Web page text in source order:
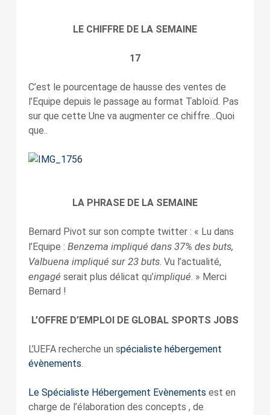
LE CHIFFRE DE LA SEMAINE
17
C’est le pourcentage de hausse des ventes de
l’Equipe depuis le passage au format Tabloïd. Pas
sur que cette Une va augmenter ce chiffre…Quoi
que..
LA PHRASE DE LA SEMAINE
Bernard Pivot sur son compte twitter : « Lu dans
l’Equipe : Benzema impliqué dans 37% des buts,
Valbuena impliqué sur 23 buts. Vu l’actualité,
engagé serait plus délicat qu’impliqué. » Merci
Bernard !
L’OFFRE D’EMPLOI DE GLOBAL SPORTS JOBS
L’UEFA recherche un spécialiste hébergement
évènements.
Le Spécialiste Hébergement Evènements est en
charge de l’élaboration des concepts , de